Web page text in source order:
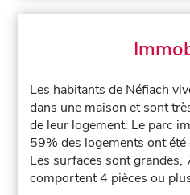
Les habitants de Néfiach
dans une maison et sont
de leur logement. Le parc
59% des logements ont
Les surfaces sont grandes,
comportent 4 pièces ou